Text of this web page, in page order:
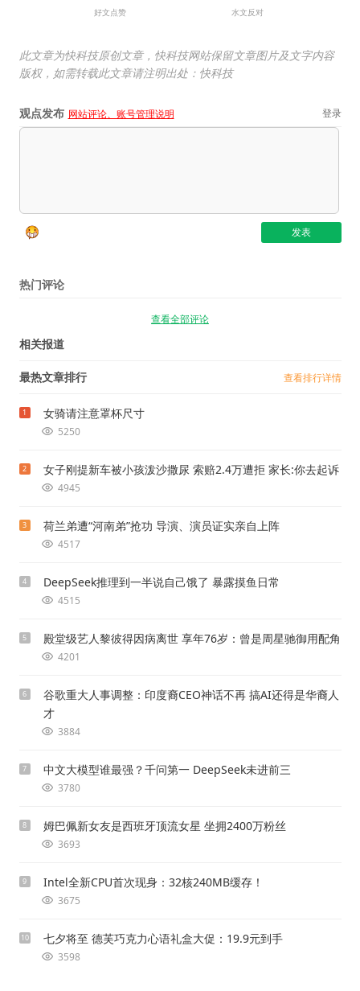
好文点赞 水文反对
此文章为快科技原创文章，快科技网站保留文章图片及文字内容
版权，如需转载此文章请注明出处：快科技
观点发布 网站评论、账号管理说明 登录
热门评论
查看全部评论
相关报道
最热文章排行 查看排行详情
1 女骑请注意罩杯尺寸
5250
2 女子刚提新车被小孩泼沙撒尿 索赔2.4万遭拒 家长:你去起诉
4945
3 荷兰弟遭“河南弟”抢功 导演、演员证实亲自上阵
4517
4 DeepSeek推理到一半说自己饿了 暴露摸鱼日常
4515
5 殿堂级艺人黎彼得因病离世 享年76岁：曾是周星驰御用配角
4201
6
谷歌重大人事调整：印度裔CEO神话不再 搞AI还得是华裔人
才
3884
7 中文大模型谁最强？千问第一 DeepSeek未进前三
3780
8 姆巴佩新女友是西班牙顶流女星 坐拥2400万粉丝
3693
9 Intel全新CPU首次现身：32核240MB缓存！
3675
10 七夕将至 德芙巧克力心语礼盒大促：19.9元到手
3598